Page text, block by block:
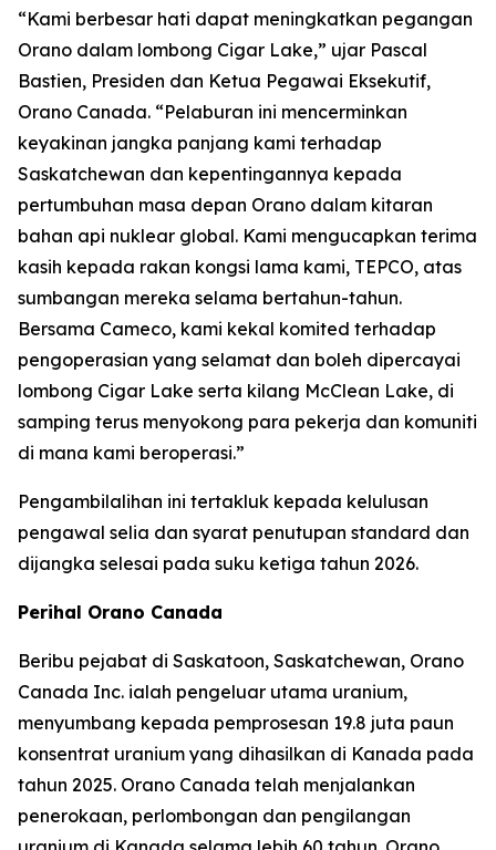
“Kami berbesar hati dapat meningkatkan pegangan
Orano dalam lombong Cigar Lake,” ujar Pascal
Bastien, Presiden dan Ketua Pegawai Eksekutif,
Orano Canada. “Pelaburan ini mencerminkan
keyakinan jangka panjang kami terhadap
Saskatchewan dan kepentingannya kepada
pertumbuhan masa depan Orano dalam kitaran
bahan api nuklear global. Kami mengucapkan terima
kasih kepada rakan kongsi lama kami, TEPCO, atas
sumbangan mereka selama bertahun-tahun.
Bersama Cameco, kami kekal komited terhadap
pengoperasian yang selamat dan boleh dipercayai
lombong Cigar Lake serta kilang McClean Lake, di
samping terus menyokong para pekerja dan komuniti
di mana kami beroperasi.”
Pengambilalihan ini tertakluk kepada kelulusan
pengawal selia dan syarat penutupan standard dan
dijangka selesai pada suku ketiga tahun 2026.
Perihal Orano Canada
Beribu pejabat di Saskatoon, Saskatchewan, Orano
Canada Inc. ialah pengeluar utama uranium,
menyumbang kepada pemprosesan 19.8 juta paun
konsentrat uranium yang dihasilkan di Kanada pada
tahun 2025. Orano Canada telah menjalankan
penerokaan, perlombongan dan pengilangan